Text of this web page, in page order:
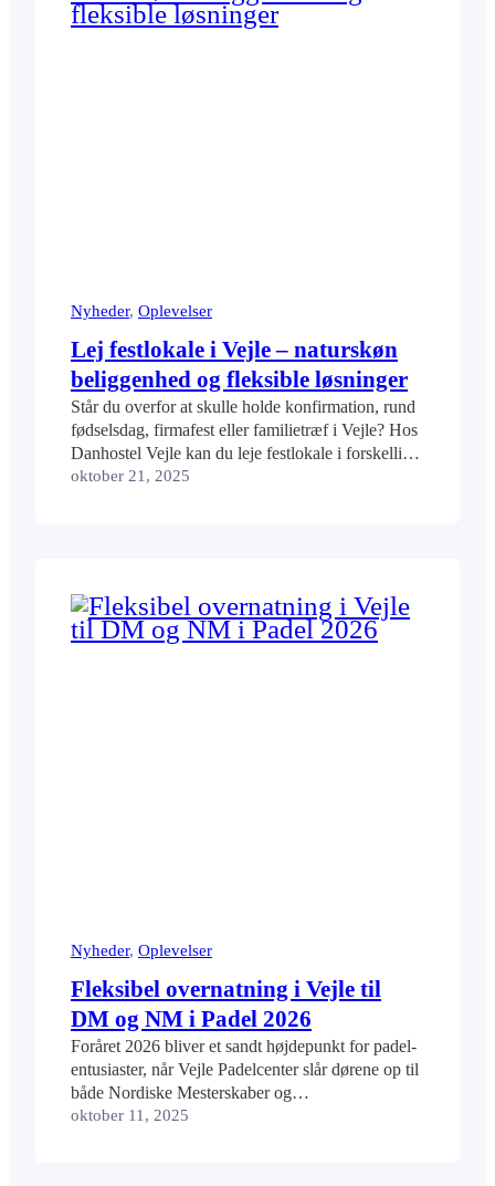
Nyheder, Oplevelser
Lej festlokale i Vejle – naturskøn
beliggenhed og fleksible løsninger
Står du overfor at skulle holde konfirmation, rund
fødselsdag, firmafest eller familietræf i Vejle? Hos
Danhostel Vejle kan du leje festlokale i forskellige
størrelser, lige midt i naturskønne Skibet – kun få
oktober 21, 2025
Nyheder, Oplevelser
Fleksibel overnatning i Vejle til
DM og NM i Padel 2026
Foråret 2026 bliver et sandt højdepunkt for padel-
entusiaster, når Vejle Padelcenter slår dørene op til
både Nordiske Mesterskaber og
Danmarksmesterskaberne i padel. Det østjyske
oktober 11, 2025